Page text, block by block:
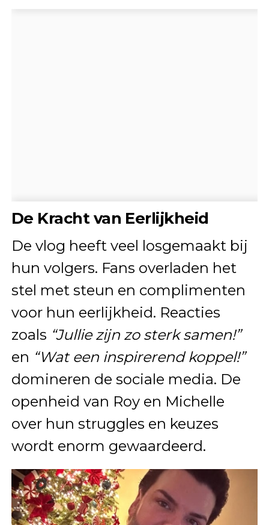
De Kracht van Eerlijkheid
De vlog heeft veel losgemaakt bij
hun volgers. Fans overladen het
stel met steun en complimenten
voor hun eerlijkheid. Reacties
zoals “Jullie zijn zo sterk samen!”
en “Wat een inspirerend koppel!”
domineren de sociale media. De
openheid van Roy en Michelle
over hun struggles en keuzes
wordt enorm gewaardeerd.